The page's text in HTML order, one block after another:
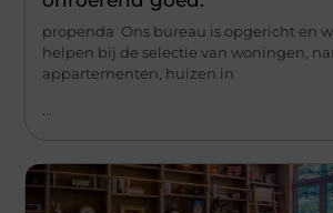
propenda Ons bureau is opgericht en
helpen bij de selectie van woningen,
appartementen, huizen in
...